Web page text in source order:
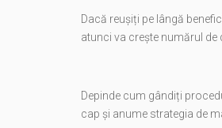
Dacă reușiți pe lângă
atunci va crește numărul de
Depinde cum gândiți
cap și anume strategia de